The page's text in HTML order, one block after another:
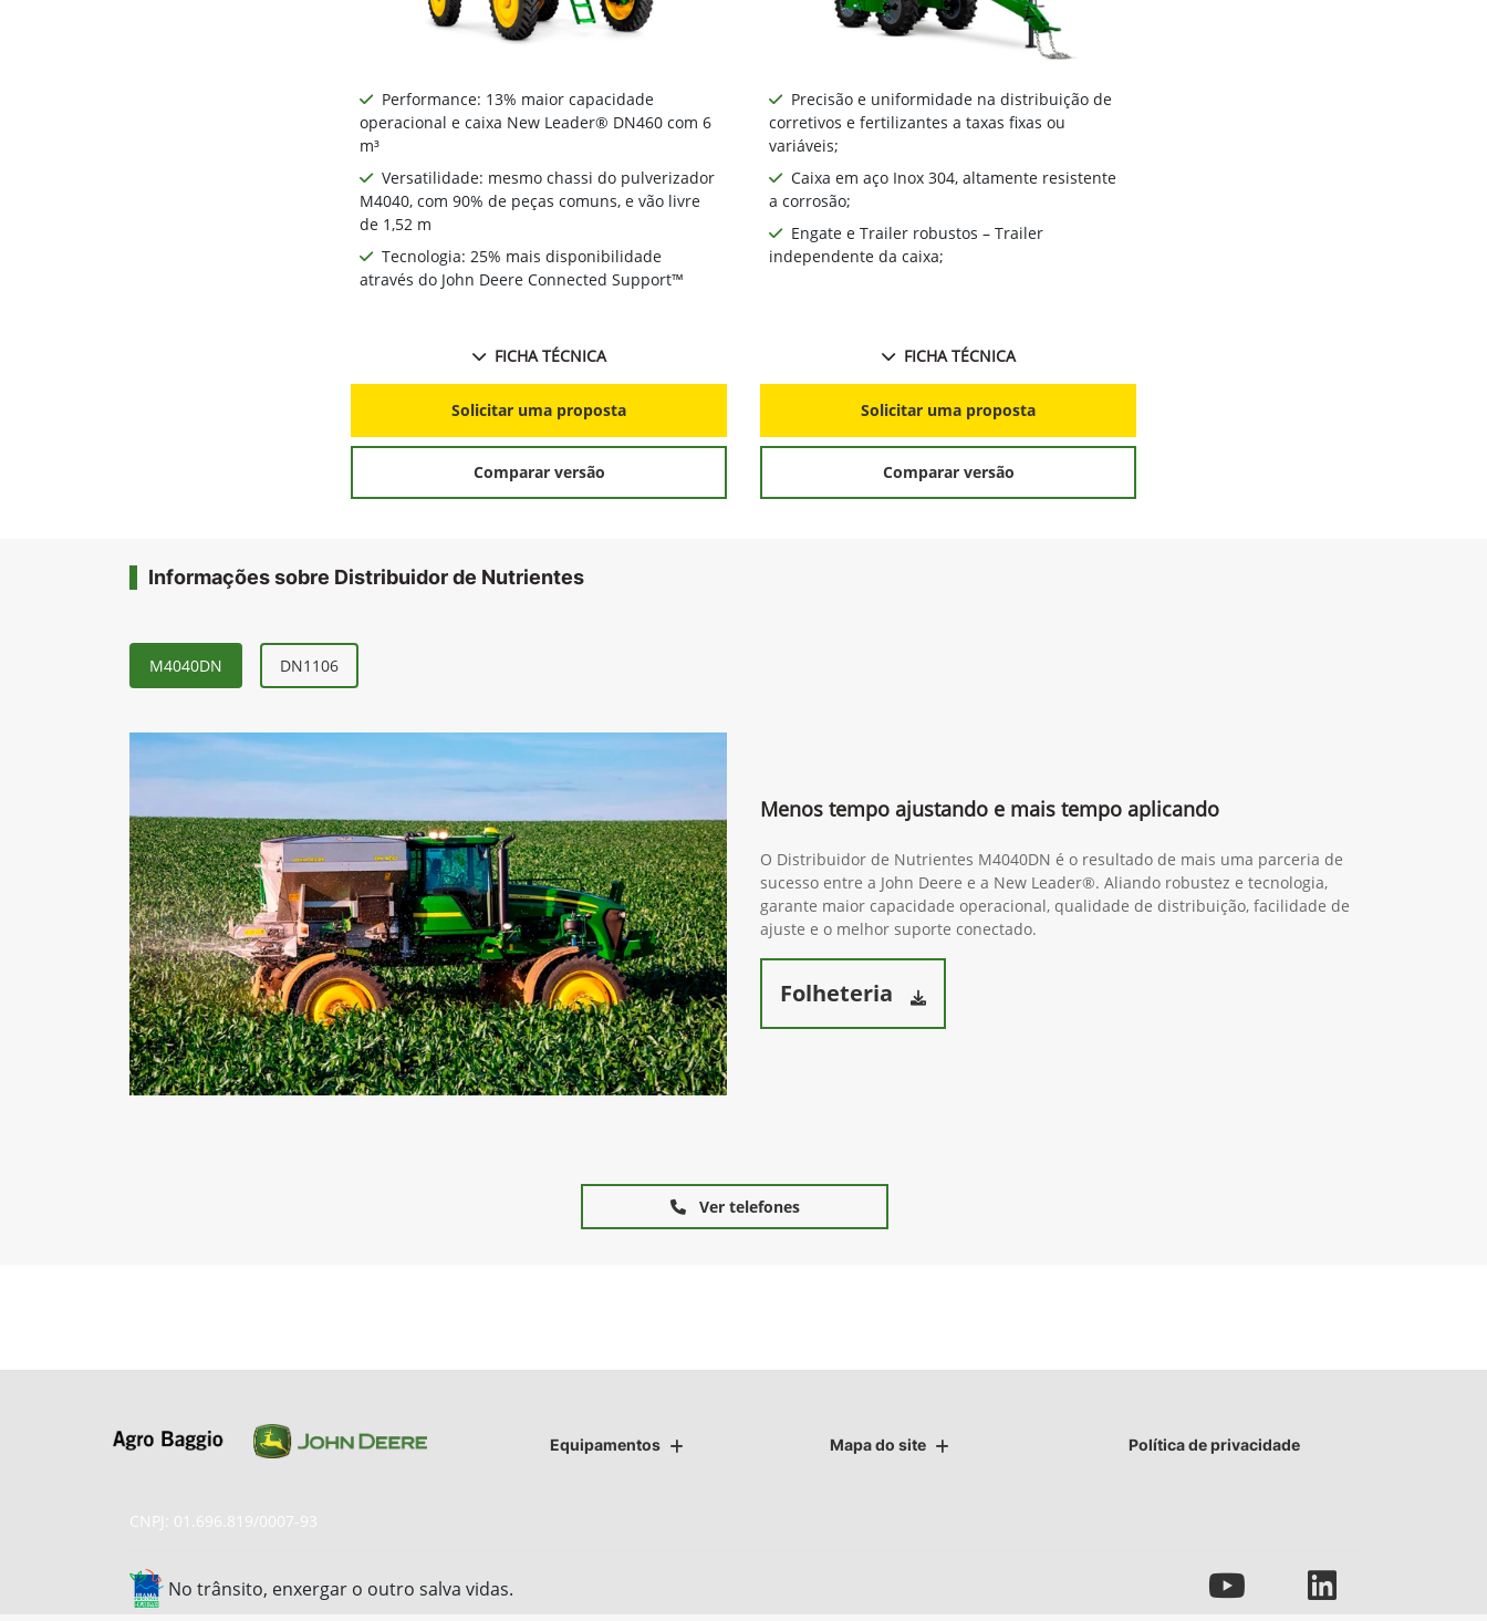
Performance: 13% maior capacidade
operacional e caixa New Leader® DN460 com 6
m³
Versatilidade: mesmo chassi do pulverizador
M4040, com 90% de peças comuns, e vão livre
de 1,52 m
Tecnologia: 25% mais disponibilidade
através do John Deere Connected Support™
FICHA TÉCNICA
Solicitar uma proposta
Comparar versão
Precisão e uniformidade na distribuição de
corretivos e fertilizantes a taxas fixas ou
variáveis;
Caixa em aço Inox 304, altamente resistente
a corrosão;
Engate e Trailer robustos – Trailer
independente da caixa;
FICHA TÉCNICA
Solicitar uma proposta
Comparar versão
Informações sobre Distribuidor de Nutrientes
M4040DN DN1106
Menos tempo ajustando e mais tempo aplicando
O Distribuidor de Nutrientes M4040DN é o resultado de mais uma parceria de
sucesso entre a John Deere e a New Leader®. Aliando robustez e tecnologia,
garante maior capacidade operacional, qualidade de distribuição, facilidade de
ajuste e o melhor suporte conectado.
Folheteria
Ver telefones
Equipamentos Mapa do site Política de privacidade
CNPJ: 01.696.819/0007-93
No trânsito, enxergar o outro salva vidas.